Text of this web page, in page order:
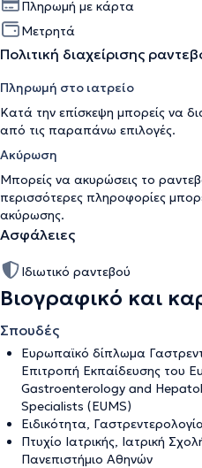
Πληρωμή με κάρτα
Μετρητά
Πολιτική διαχείρισης
Πληρωμή στο ιατρείο
Κατά την επίσκεψη μπορείς να
από τις παραπάνω επιλογές.
Ακύρωση
Μπορείς να ακυρώσεις το
περισσότερες πληροφορίες
ακύρωσης.
Ασφάλειες
Ιδιωτικό ραντεβού
Βιογραφικό και
Σπουδές
Ευρωπαϊκό δίπλωμα
Επιτροπή Εκπαίδευσης του
Gastroenterology and
Specialists (EUMS)
Ειδικότητα,
Πτυχίο Ιατρικής, Ιατρική
Πανεπιστήμιο Αθηνών